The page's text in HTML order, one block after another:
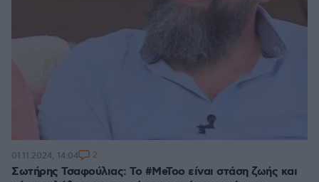
Σωτήρης Τσαφούλιας: Το #MeToo είναι στάση ζωής και
01.11.2024, 14:04 2